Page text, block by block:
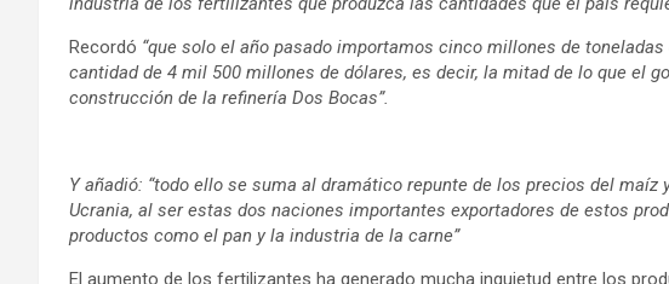
Recordó “que solo el año pasado importamos cinco millones de
cantidad de 4 mil 500 millones de dólares, es decir, la mitad de lo que el
construcción de la refinería Dos Bocas”.
Y añadió: “todo ello se suma al dramático repunte de los precios del
Ucrania, al ser estas dos naciones importantes exportadores de estos
productos como el pan y la industria de la carne”
El aumento de los fertilizantes ha generado mucha inquietud entre los